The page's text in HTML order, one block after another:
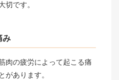
切です。
み
肉の疲労によって起こる痛
があります。